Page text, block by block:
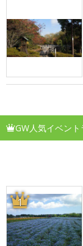
GW人気イベント
1